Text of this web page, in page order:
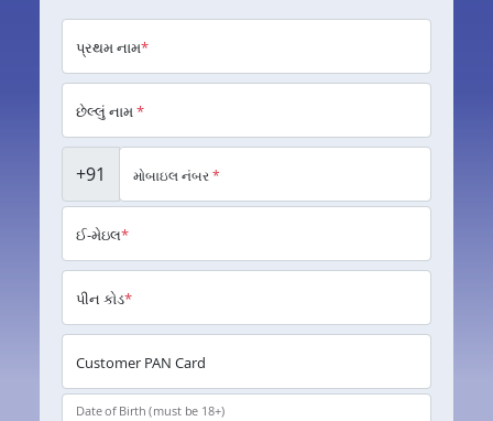
પ્રથમ નામ*
છેલ્લું નામ*
+91 મોબાઇલ નંબર*
ઈ-મેઇલ*
પીન કોડ*
Customer PAN Card
Date of Birth (must be 18+)